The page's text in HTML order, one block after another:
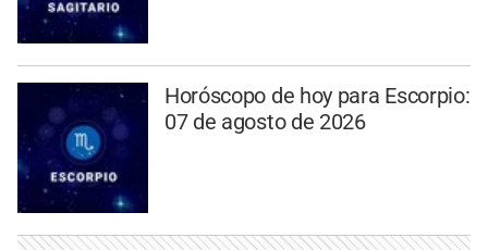
Horóscopo de hoy para Escorpio:
07 de agosto de 2026